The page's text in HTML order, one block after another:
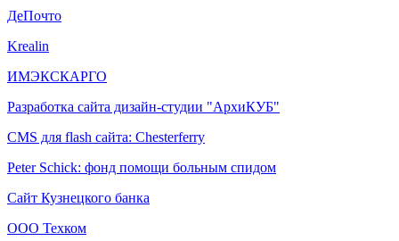
ДеПочто
Krealin
ИМЭКСКАРГО
Разработка сайта дизайн-студии "АрхиКУБ"
CMS для flash сайта: Chesterferry
Peter Schick: фонд помощи больным спидом
Сайт Кузнецкого банка
ООО Техком